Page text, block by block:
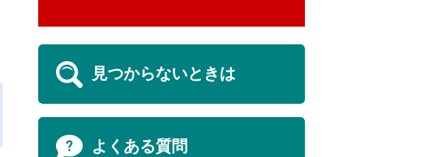
見つからないときは
よくある質問